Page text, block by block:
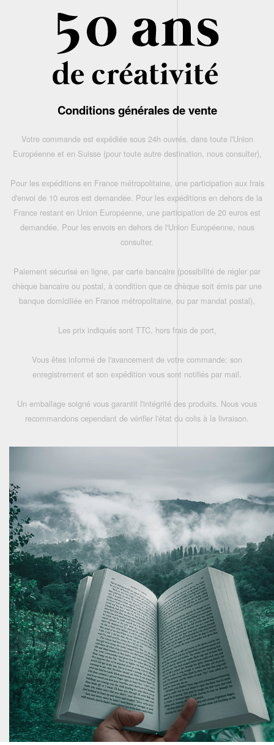
Conditions générales de vente
Votre commande est expédiée sous 24h ouvrés, dans toute l'Union
Européenne et en Suisse (pour toute autre destination, nous consulter),
Pour les expéditions en France métropolitaine, une participation aux frais
d'envoi de 10 euros est demandée. Pour les expéditions en dehors de la
France restant en Union Européenne, une participation de 20 euros est
demandée. Pour les envois en dehors de l'Union Européenne, nous
consulter.
Paiement sécurisé en ligne, par carte bancaire (possibilité de régler par
chèque bancaire ou postal, à condition que ce chèque soit émis par une
banque domiciliée en France métropolitaine, ou par mandat postal),
Les prix indiqués sont TTC, hors frais de port,
Vous êtes informé de l'avancement de votre commande: son
enregistrement et son expédition vous sont notifiés par mail.
Un emballage soigné vous garantit l'intégrité des produits. Nous vous
recommandons cependant de vérifier l'état du colis à la livraison.